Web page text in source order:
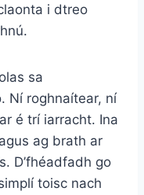
i dtreo
sa
Ní roghnaítear, ní
é trí iarracht. Ina
ag brath ar
D’fhéadfadh go
toisc nach